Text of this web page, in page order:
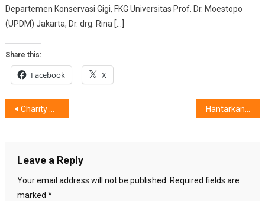
Departemen Konservasi Gigi, FKG Universitas Prof. Dr. Moestopo
(UPDM) Jakarta, Dr. drg. Rina […]
Share this:
Facebook X
Post
Charity Art Exhibition & Auction : Karya Senin Nan Indah Hantarkan Generasi Millenials Sehat
Leave a Reply
Your email address will not be published. Required fields are
marked *